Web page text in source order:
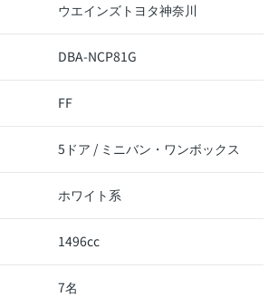
ウエインズトヨタ神奈川
DBA-NCP81G
FF
5ドア / ミニバン・ワンボックス
ホワイト系
1496cc
7名